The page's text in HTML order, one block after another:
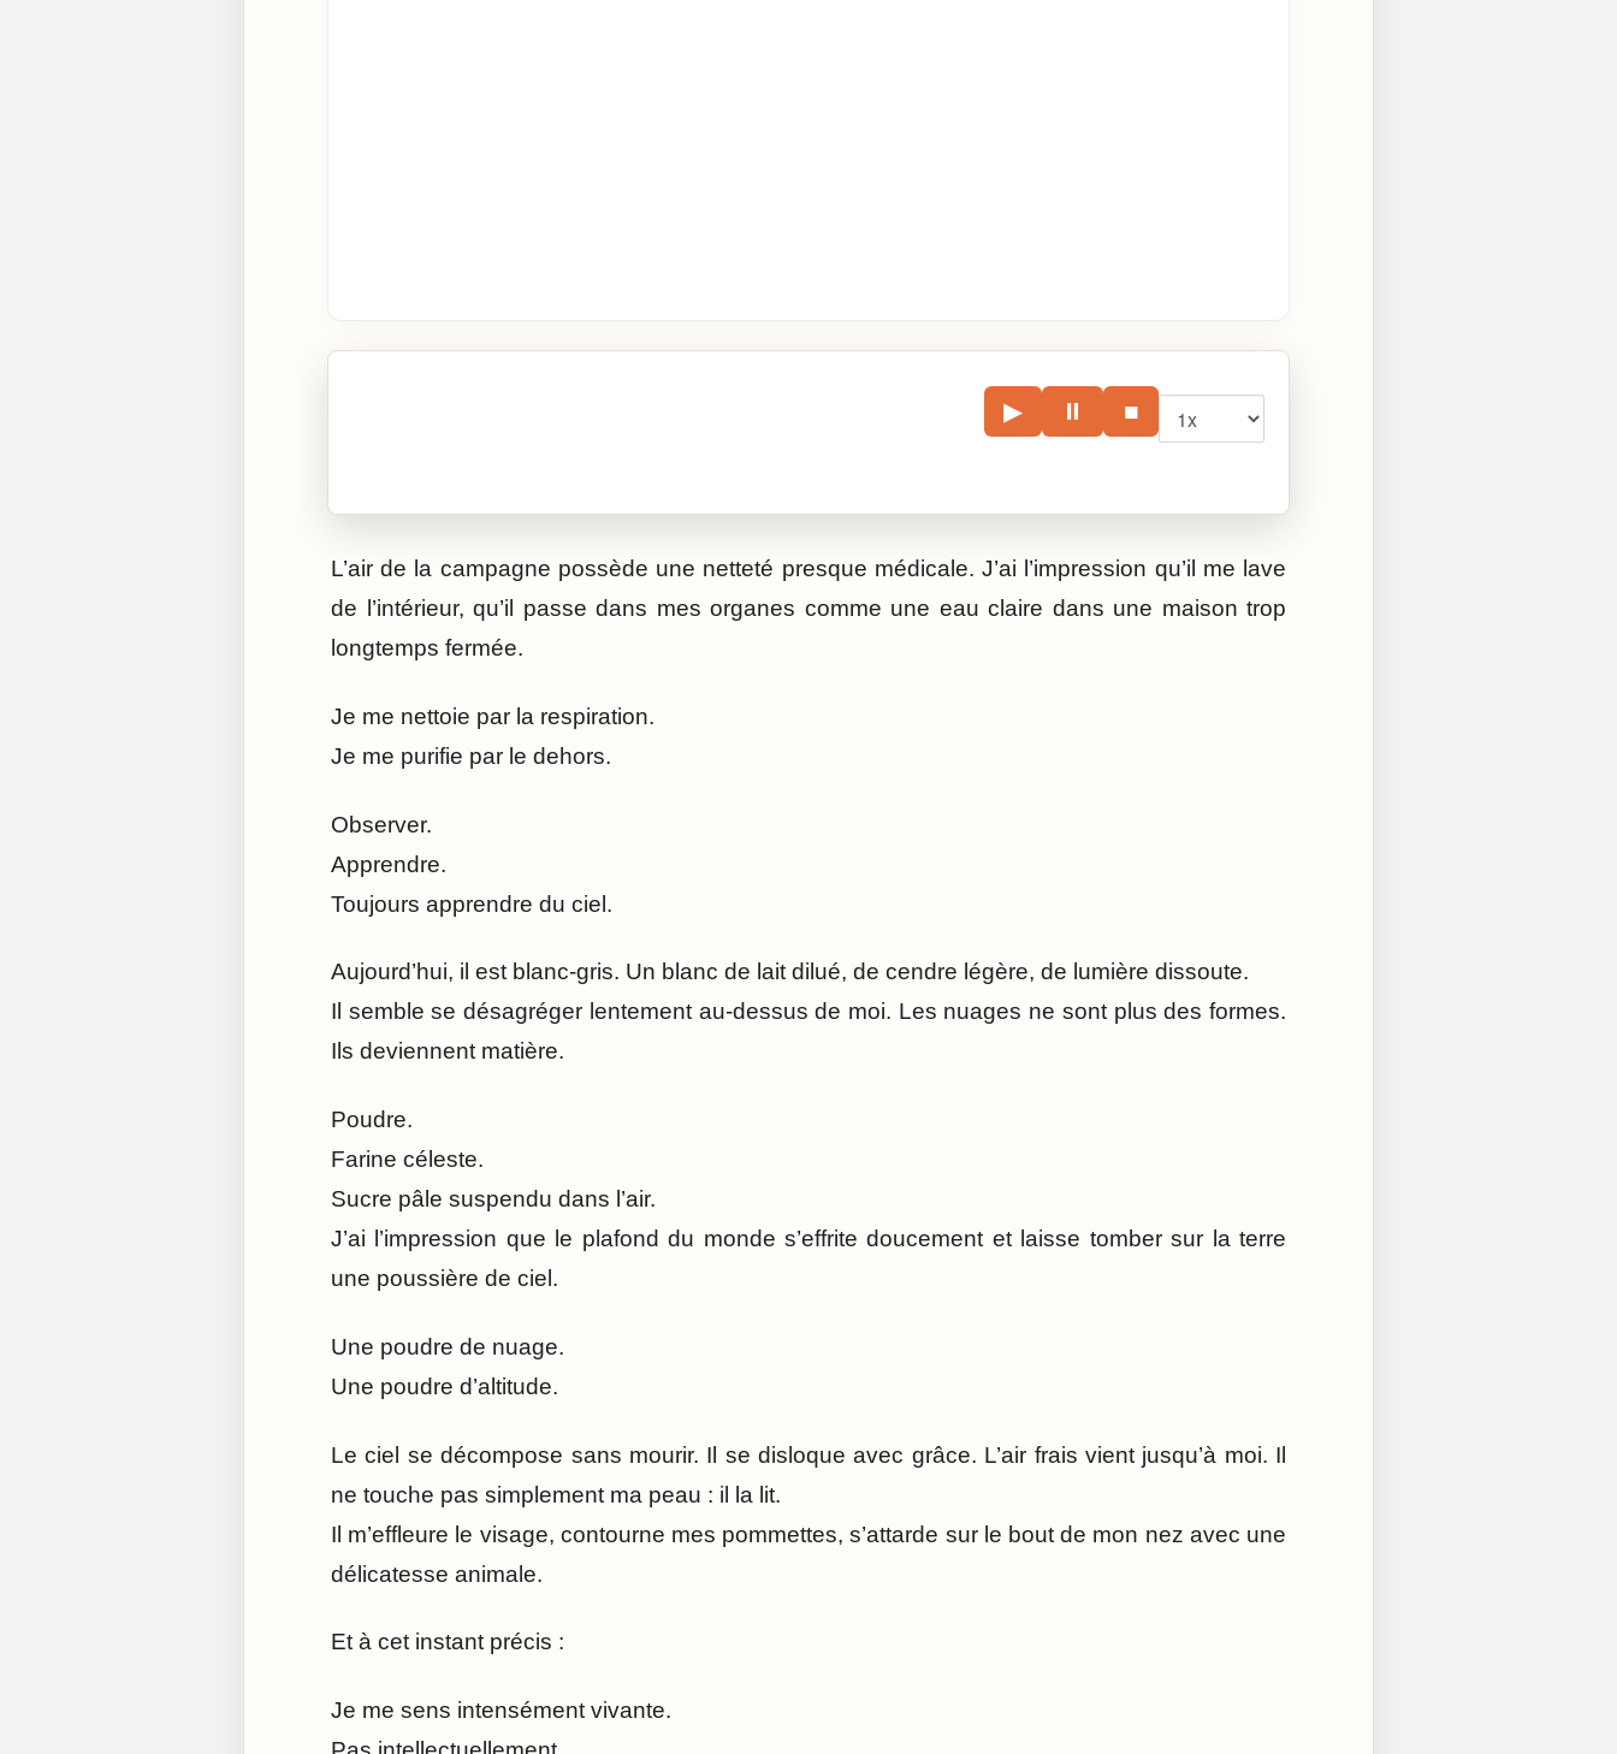
▶ ⏸ ■
L’air de la campagne possède une netteté presque médicale. J’ai l’impression qu’il me lave
de l’intérieur, qu’il passe dans mes organes comme une eau claire dans une maison trop
longtemps fermée.
Je me nettoie par la respiration.
Je me purifie par le dehors.
Observer.
Apprendre.
Toujours apprendre du ciel.
Aujourd’hui, il est blanc-gris. Un blanc de lait dilué, de cendre légère, de lumière dissoute.
Il semble se désagréger lentement au-dessus de moi. Les nuages ne sont plus des formes.
Ils deviennent matière.
Poudre.
Farine céleste.
Sucre pâle suspendu dans l’air.
J’ai l’impression que le plafond du monde s’effrite doucement et laisse tomber sur la terre
une poussière de ciel.
Une poudre de nuage.
Une poudre d’altitude.
Le ciel se décompose sans mourir. Il se disloque avec grâce. L’air frais vient jusqu’à moi. Il
ne touche pas simplement ma peau : il la lit.
Il m’effleure le visage, contourne mes pommettes, s’attarde sur le bout de mon nez avec une
délicatesse animale.
Et à cet instant précis :
Je me sens intensément vivante.